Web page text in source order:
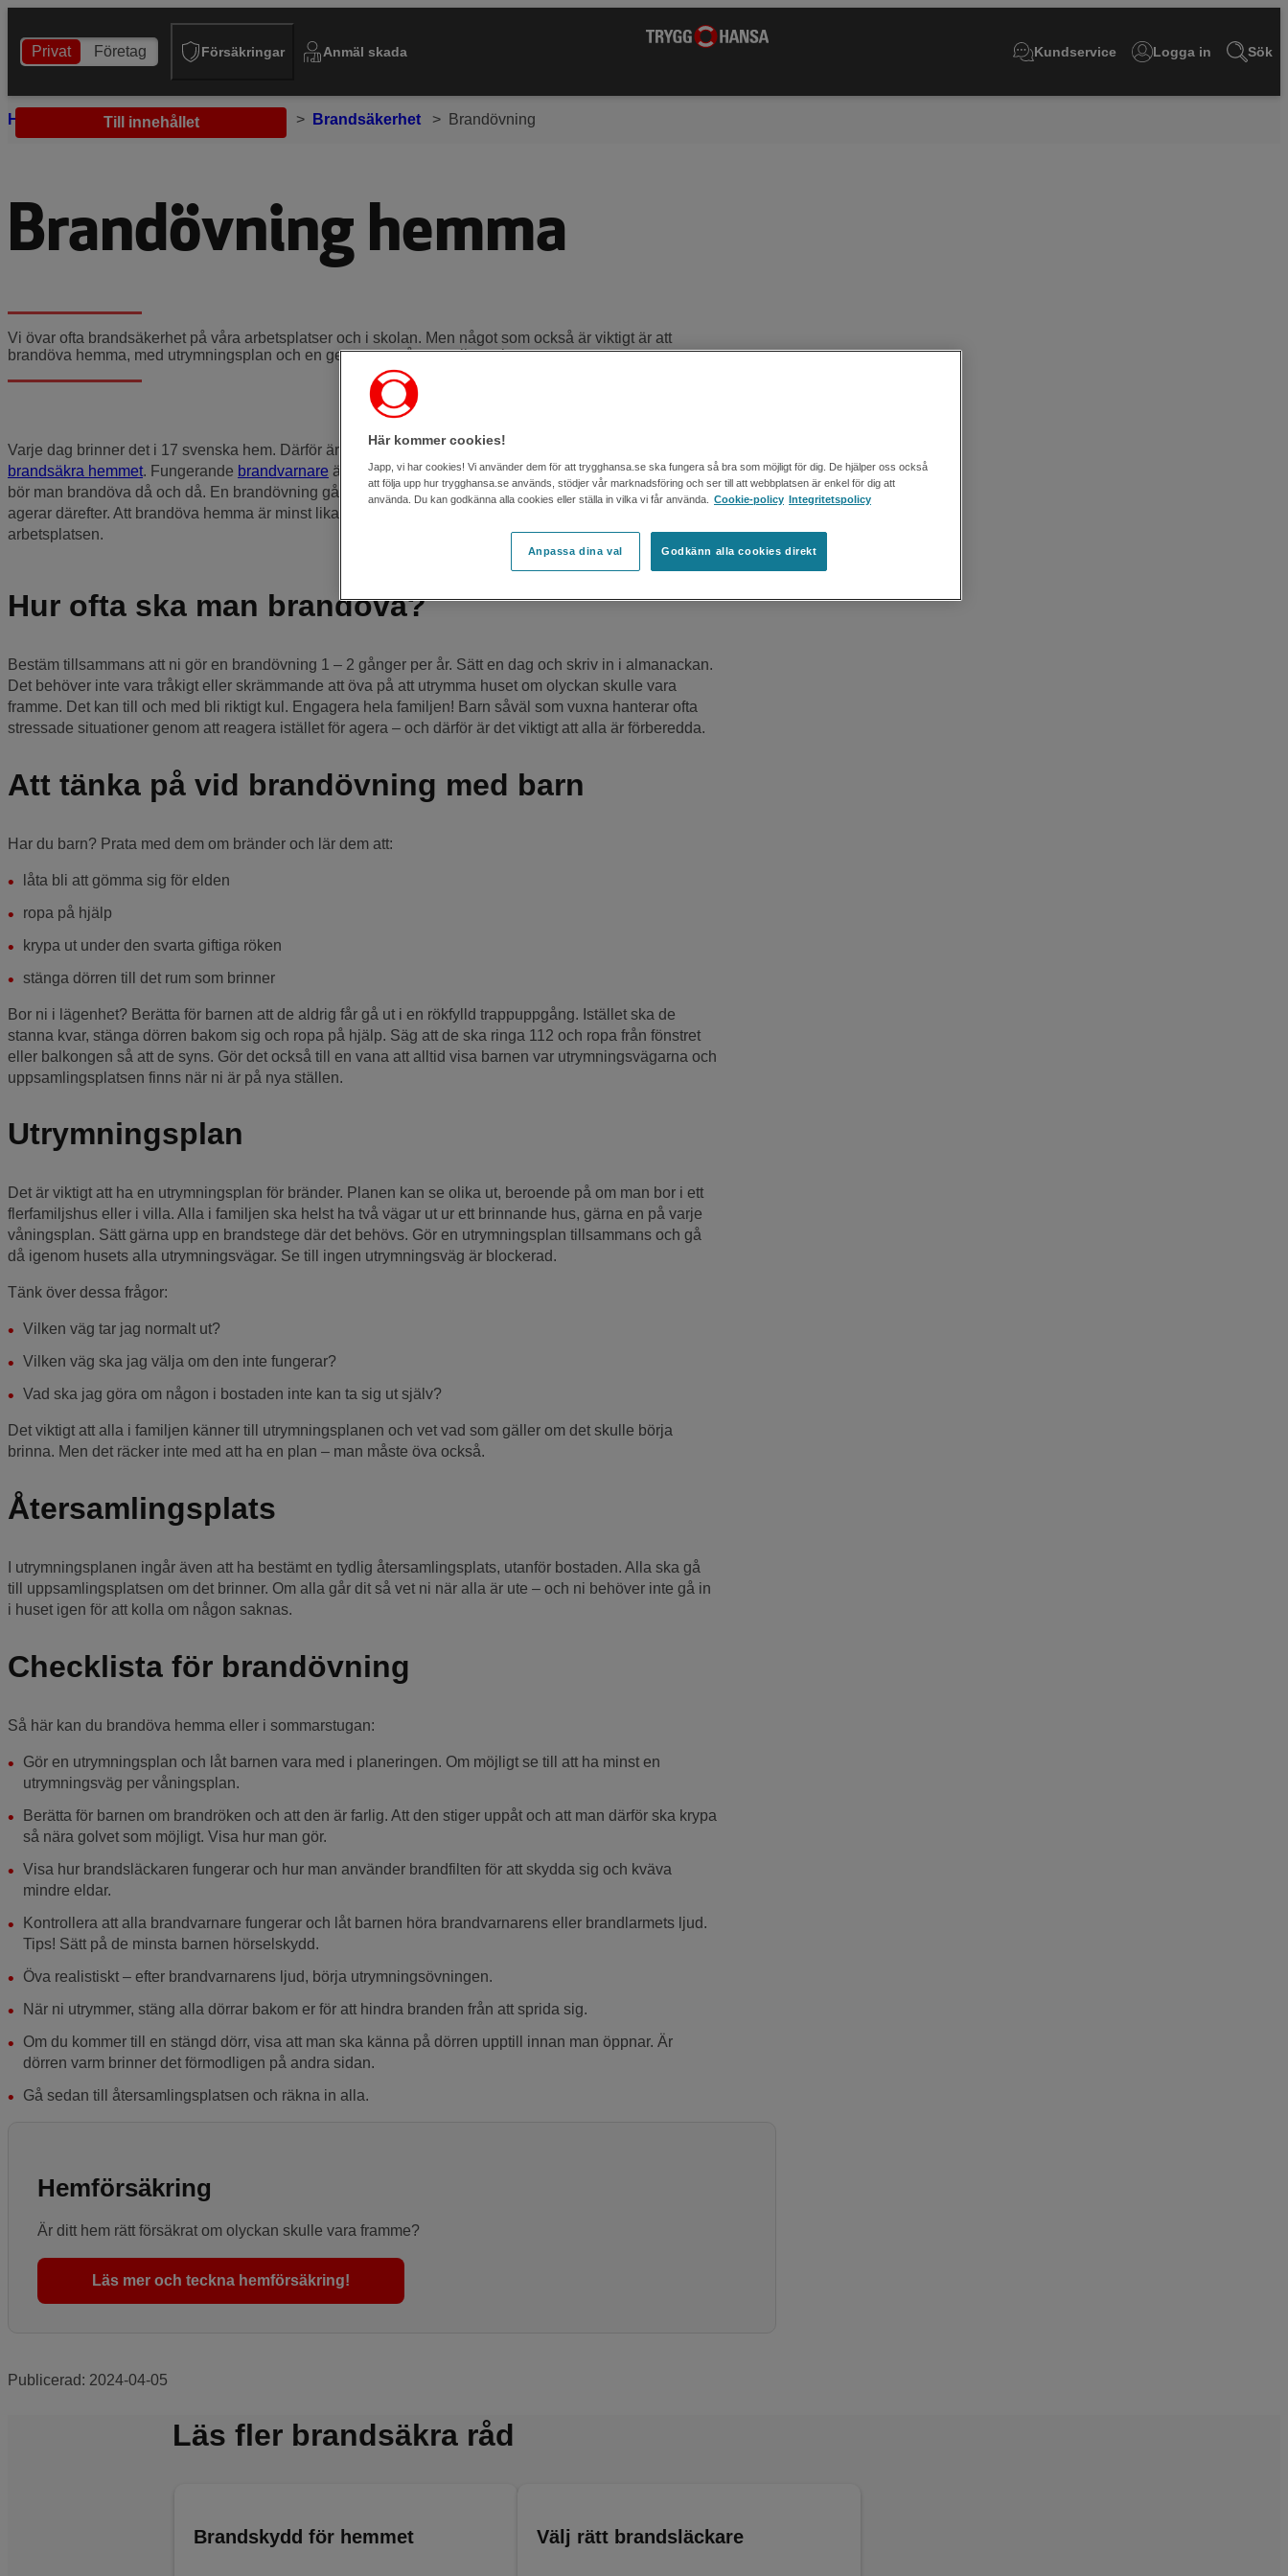
Till innehållet
Privat Företag Försäkringar Anmäl skada Kundservice Logga in Sök
Hem Tips och råd Hus och hem Brandsäkerhet Brandövning
Brandövning hemma
Vi övar ofta brandsäkerhet på våra arbetsplatser och i skolan. Men något som också är viktigt är att
brandöva hemma, med utrymningsplan och en gemensam återsamlingsplats.
Varje dag brinner det i 17 svenska hem. Därför är det viktigt att rusta familjen och
brandsäkra hemmet. Fungerande brandvarnare är av största prioritet liksombrandsläckare. Dessutom
bör man brandöva då och då. En brandövning går ut på att man låtsas att en brand har brutit ut, och
agerar därefter. Att brandöva hemma är minst lika viktigt som att brandöva i skolan, förskolan eller på
arbetsplatsen.
Hur ofta ska man brandöva?
Bestäm tillsammans att ni gör en brandövning 1 – 2 gånger per år. Sätt en dag och skriv in i almanackan.
Det behöver inte vara tråkigt eller skrämmande att öva på att utrymma huset om olyckan skulle vara
framme. Det kan till och med bli riktigt kul. Engagera hela familjen! Barn såväl som vuxna hanterar ofta
stressade situationer genom att reagera istället för agera – och därför är det viktigt att alla är förberedda.
Att tänka på vid brandövning med barn
Har du barn? Prata med dem om bränder och lär dem att:
låta bli att gömma sig för elden
ropa på hjälp
krypa ut under den svarta giftiga röken
stänga dörren till det rum som brinner
Bor ni i lägenhet? Berätta för barnen att de aldrig får gå ut i en rökfylld trappuppgång. Istället ska de
stanna kvar, stänga dörren bakom sig och ropa på hjälp. Säg att de ska ringa 112 och ropa från fönstret
eller balkongen så att de syns. Gör det också till en vana att alltid visa barnen var utrymningsvägarna och
uppsamlingsplatsen finns när ni är på nya ställen.
Utrymningsplan
Det är viktigt att ha en utrymningsplan för bränder. Planen kan se olika ut, beroende på om man bor i ett
flerfamiljshus eller i villa. Alla i familjen ska helst ha två vägar ut ur ett brinnande hus, gärna en på varje
våningsplan. Sätt gärna upp en brandstege där det behövs. Gör en utrymningsplan tillsammans och gå
då igenom husets alla utrymningsvägar. Se till ingen utrymningsväg är blockerad.
Tänk över dessa frågor:
Vilken väg tar jag normalt ut?
Vilken väg ska jag välja om den inte fungerar?
Vad ska jag göra om någon i bostaden inte kan ta sig ut själv?
Det viktigt att alla i familjen känner till utrymningsplanen och vet vad som gäller om det skulle börja
brinna. Men det räcker inte med att ha en plan – man måste öva också.
Återsamlingsplats
I utrymningsplanen ingår även att ha bestämt en tydlig återsamlingsplats, utanför bostaden. Alla ska gå
till uppsamlingsplatsen om det brinner. Om alla går dit så vet ni när alla är ute – och ni behöver inte gå in
i huset igen för att kolla om någon saknas.
Checklista för brandövning
Så här kan du brandöva hemma eller i sommarstugan:
Gör en utrymningsplan och låt barnen vara med i planeringen. Om möjligt se till att ha minst en
utrymningsväg per våningsplan.
Berätta för barnen om brandröken och att den är farlig. Att den stiger uppåt och att man därför ska krypa
så nära golvet som möjligt. Visa hur man gör.
Visa hur brandsläckaren fungerar och hur man använder brandfilten för att skydda sig och kväva
mindre eldar.
Kontrollera att alla brandvarnare fungerar och låt barnen höra brandvarnarens eller brandlarmets ljud.
Tips! Sätt på de minsta barnen hörselskydd.
Öva realistiskt – efter brandvarnarens ljud, börja utrymningsövningen.
När ni utrymmer, stäng alla dörrar bakom er för att hindra branden från att sprida sig.
Om du kommer till en stängd dörr, visa att man ska känna på dörren upptill innan man öppnar. Är
dörren varm brinner det förmodligen på andra sidan.
Gå sedan till återsamlingsplatsen och räkna in alla.
Hemförsäkring
Är ditt hem rätt försäkrat om olyckan skulle vara framme?
Läs mer och teckna hemförsäkring!
Publicerad: 2024-04-05
Läs fler brandsäkra råd
Brandskydd för hemmet Välj rätt brandsläckare
Här kommer cookies!
Japp, vi har cookies! Vi använder dem för att trygghansa.se ska fungera så bra som möjligt för dig. De hjälper oss också
att följa upp hur trygghansa.se används, stödjer vår marknadsföring och ser till att webbplatsen är enkel för dig att
använda. Du kan godkänna alla cookies eller ställa in vilka vi får använda.
Cookie-policy Integritetspolicy
Anpassa dina val Godkänn alla cookies direkt